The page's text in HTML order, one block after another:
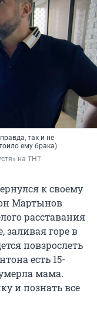
так и не
ему брака)
на ТНТ
к своему
Мартынов
расставания
заливая горе в
повзрослеть
есть 15-
мама.
и познать все